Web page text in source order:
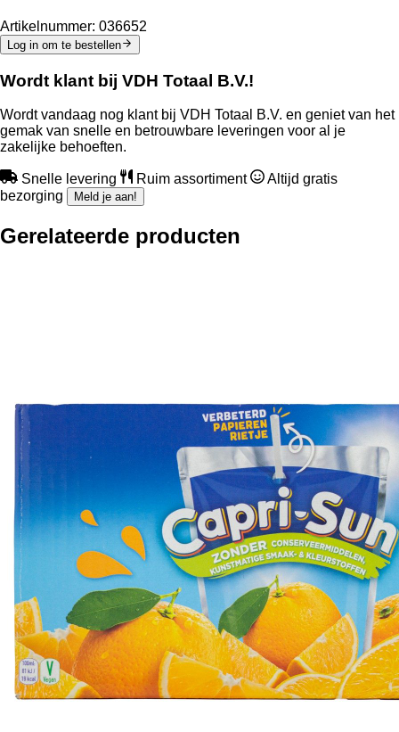
Artikelnummer: 036652
Log in om te bestellen
Wordt klant bij VDH Totaal B.V.!
Wordt vandaag nog klant bij VDH Totaal B.V. en geniet van het
gemak van snelle en betrouwbare leveringen voor al je
zakelijke behoeften.
Snelle levering Ruim assortiment
Altijd gratis
bezorging
Meld je aan!
Gerelateerde producten